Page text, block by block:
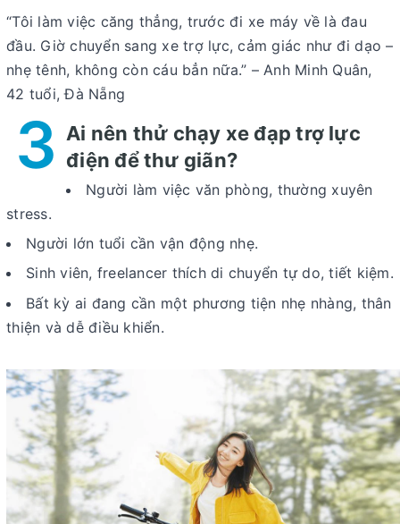
“Tôi làm việc căng thẳng, trước đi xe máy về là đau
đầu. Giờ chuyển sang xe trợ lực, cảm giác như đi dạo –
nhẹ tênh, không còn cáu bẳn nữa.” – Anh Minh Quân,
42 tuổi, Đà Nẵng
3 Ai nên thử chạy xe đạp trợ lực
điện để thư giãn?
Người làm việc văn phòng, thường xuyên
stress.
Người lớn tuổi cần vận động nhẹ.
Sinh viên, freelancer thích di chuyển tự do, tiết kiệm.
Bất kỳ ai đang cần một phương tiện nhẹ nhàng, thân
thiện và dễ điều khiển.